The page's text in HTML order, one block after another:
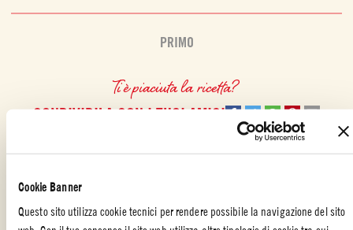
Cookie Banner
Questo sito utilizza cookie tecnici per rendere possibile la navigazione del sito
PRIMO
Ti è piaciuta la ricetta?
CONDIVIDILA CON I TUOI AMICI